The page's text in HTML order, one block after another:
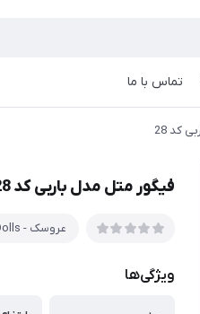
تماس با ما
کد 28
فیگور متل مدل باربی کد 28
عروسک - Dolls
ویژگی‌ها